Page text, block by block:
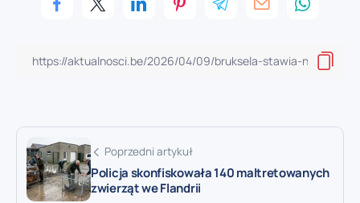
Poprzedni artykuł
Policja skonfiskowała 140 maltretowanych
zwierząt we Flandrii